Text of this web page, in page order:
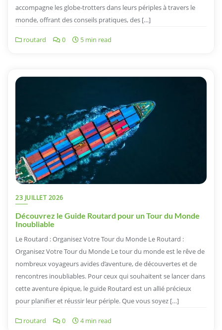
accompagne les globe-trotters dans leurs périples à travers le
monde, offrant des conseils pratiques, des […]
routard 0 5 min read
23 JUILLET 2026
Découvrez le Guide Routard pour un Tour du Monde
Inoubliable
Le Routard : Organisez Votre Tour du Monde Le Routard :
Organisez Votre Tour du Monde Le tour du monde est le rêve de
nombreux voyageurs avides d’aventure, de découvertes et de
rencontres inoubliables. Pour ceux qui souhaitent se lancer dans
cette aventure épique, le guide Routard est un allié précieux
pour planifier et réussir leur périple. Que vous soyez […]
routard 0 4 min read